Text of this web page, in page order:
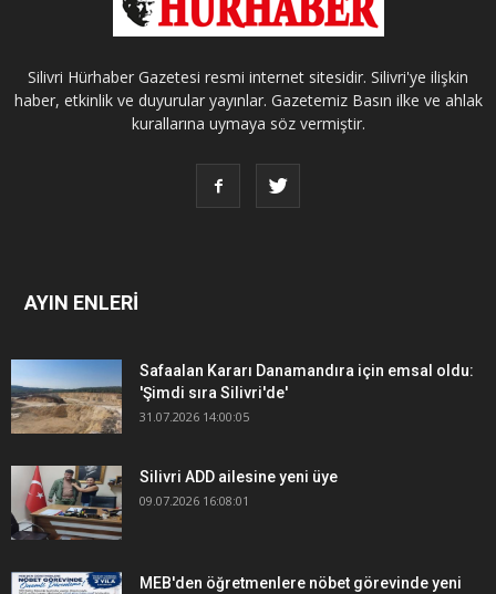
Silivri Hürhaber Gazetesi resmi internet sitesidir. Silivri'ye ilişkin
haber, etkinlik ve duyurular yayınlar. Gazetemiz Basın ilke ve ahlak
kurallarına uymaya söz vermiştir.
AYIN ENLERİ
Safaalan Kararı Danamandıra için emsal oldu:
'Şimdi sıra Silivri'de'
31.07.2026 14:00:05
Silivri ADD ailesine yeni üye
09.07.2026 16:08:01
MEB'den öğretmenlere nöbet görevinde yeni